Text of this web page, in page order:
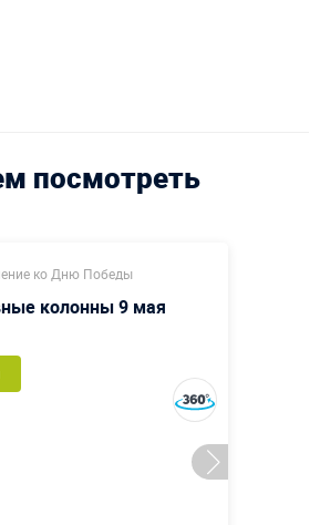
посмотреть
ко Дню Победы
колонны 9 мая